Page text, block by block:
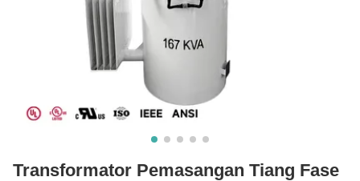
Transformator Pemasangan Tiang Fase